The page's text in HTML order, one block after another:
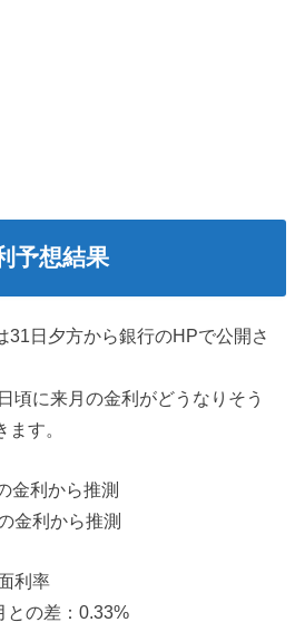
予想結果
31日夕方から銀行のHPで公開さ
頃に来月の金利がどうなりそう
す。
金利から推測
金利から推測
利率
との差：0.33%